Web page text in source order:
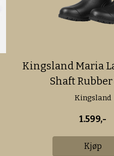
Kingsland Maria
Shaft
Kingsland
1.599,-
Kjøp